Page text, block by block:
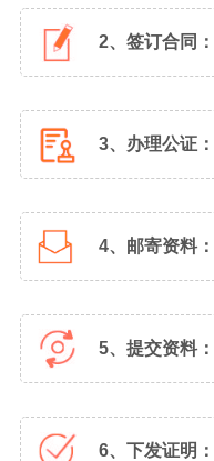
2、签订合同：
3、办理公证：
4、邮寄资料：
5、提交资料：
6、下发证明：